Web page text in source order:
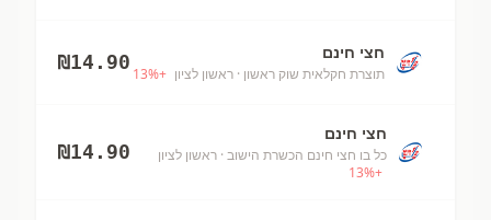
חצי חינם
תוצרת חקלאית שוק ראשון · ראשון לציון +
13%
₪14.90
חצי חינם
כל בו חצי חינם הכשרת הישוב· ראשון לציון
+
13%
₪14.90